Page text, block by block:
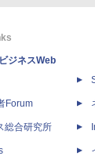
ジネスWeb
Forum
総合研究所